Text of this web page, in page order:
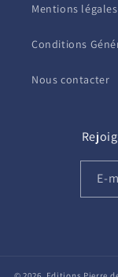
Mentions légales
Conditions
Nous contacter
E-